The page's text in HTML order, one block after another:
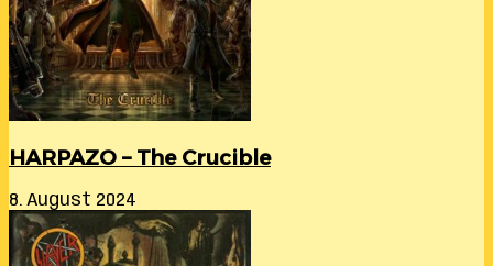
HARPAZO – The Crucible
8. August 2024